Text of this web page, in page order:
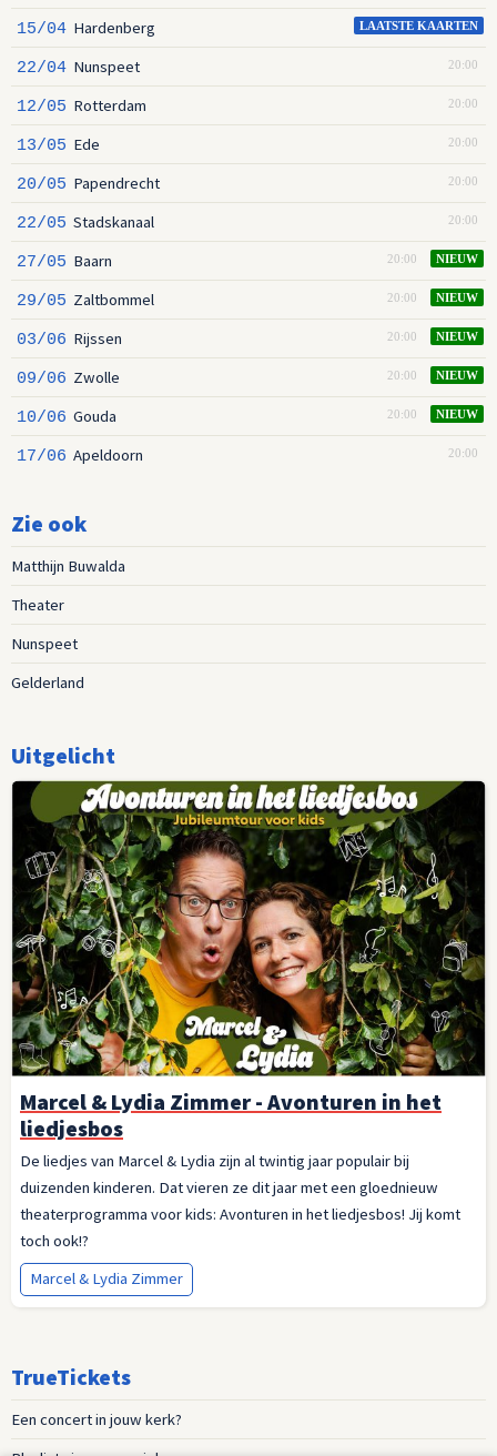
LAATSTE KAARTEN
15/04 Hardenberg
20:00
22/04 Nunspeet
20:00
12/05 Rotterdam
20:00
13/05 Ede
20:00
20/05 Papendrecht
20:00
22/05 Stadskanaal
NIEUW
20:00
27/05 Baarn
NIEUW
20:00
29/05 Zaltbommel
NIEUW
20:00
03/06 Rijssen
NIEUW
20:00
09/06 Zwolle
NIEUW
20:00
10/06 Gouda
20:00
17/06 Apeldoorn
Zie ook
Matthijn Buwalda
Theater
Nunspeet
Gelderland
Uitgelicht
Marcel & Lydia Zimmer - Avonturen in het
liedjesbos
De liedjes van Marcel & Lydia zijn al twintig jaar populair bij
duizenden kinderen. Dat vieren ze dit jaar met een gloednieuw
theaterprogramma voor kids: Avonturen in het liedjesbos! Jij komt
toch ook!?
Marcel & Lydia Zimmer
TrueTickets
Een concert in jouw kerk?